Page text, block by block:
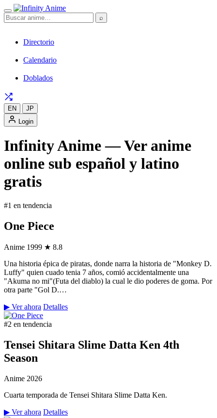
⌕
Directorio
Calendario
Doblados
EN
JP
Login
Infinity Anime — Ver anime
online sub español y latino
gratis
#1 en tendencia
One Piece
Anime 1999 ★ 8.8
Una historia épica de piratas, donde narra la historia de "Monkey D.
Luffy" quien cuado tenia 7 años, comió accidentalmente una
"Akuma no mi"(Futa del diablo) la cual le dio poderes de goma. Por
otra parte "Gol D.…
▶ Ver ahora Detalles
#2 en tendencia
Tensei Shitara Slime Datta Ken 4th
Season
Anime 2026
Cuarta temporada de Tensei Shitara Slime Datta Ken.
▶ Ver ahora Detalles